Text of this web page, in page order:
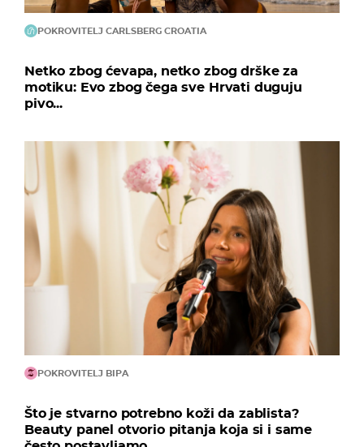
POKROVITELJ CARLSBERG CROATIA
Netko zbog ćevapa, netko zbog drške za
motiku: Evo zbog čega sve Hrvati duguju
pivo...
POKROVITELJ BIPA
Što je stvarno potrebno koži da zablista?
Beauty panel otvorio pitanja koja si i same